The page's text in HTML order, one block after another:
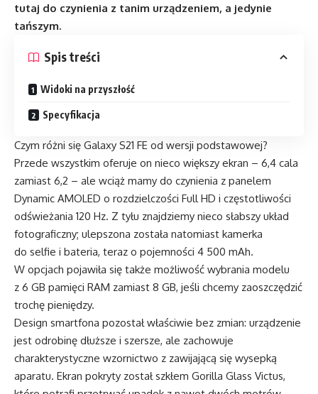
tutaj do czynienia z tanim urządzeniem, a jedynie
tańszym.
Spis treści
Widoki na przyszłość
Specyfikacja
Czym różni się Galaxy S21 FE od wersji podstawowej?
Przede wszystkim oferuje on nieco większy ekran – 6,4 cala
zamiast 6,2 – ale wciąż mamy do czynienia z panelem
Dynamic AMOLED o rozdzielczości Full HD i częstotliwości
odświeżania 120 Hz. Z tyłu znajdziemy nieco słabszy układ
fotograficzny; ulepszona została natomiast kamerka
do selfie i bateria, teraz o pojemności 4 500 mAh.
W opcjach pojawiła się także możliwość wybrania modelu
z 6 GB pamięci RAM zamiast 8 GB, jeśli chcemy zaoszczędzić
trochę pieniędzy.
Design smartfona pozostał właściwie bez zmian: urządzenie
jest odrobinę dłuższe i szersze, ale zachowuje
charakterystyczne wzornictwo z zawijającą się wysepką
aparatu. Ekran pokryty został szkłem Gorilla Glass Victus,